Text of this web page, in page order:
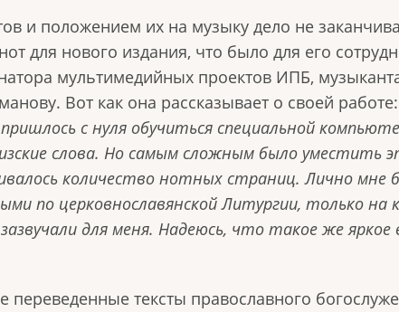
и положением их на музыку дело не
для нового издания, что было для его
мультимедийных проектов ИПБ,
Вот как она рассказывает о своей работе:
с нуля обучиться специальной
слова. Но самым сложным было
количество нотных страниц. Лично
по церковнославянской Литургии, только на
для меня. Надеюсь, что такое же
переведенные тексты православного